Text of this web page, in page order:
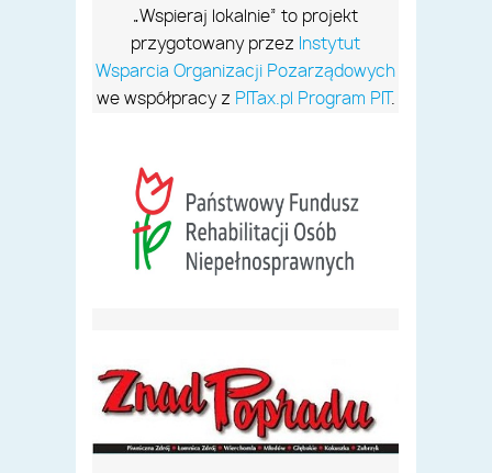
„Wspieraj lokalnie” to projekt
przygotowany przez Instytut
Wsparcia Organizacji Pozarządowych
we współpracy z PITax.pl Program PIT